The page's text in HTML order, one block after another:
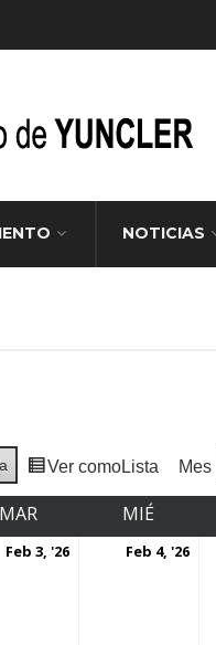
NOTICIAS
Ver comoLista Mes
MAR MIÉ
Feb 3, '26 Feb 4, '26